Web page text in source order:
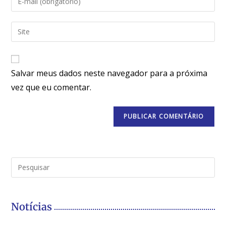
Salvar meus dados neste navegador para a próxima
vez que eu comentar.
Notícias